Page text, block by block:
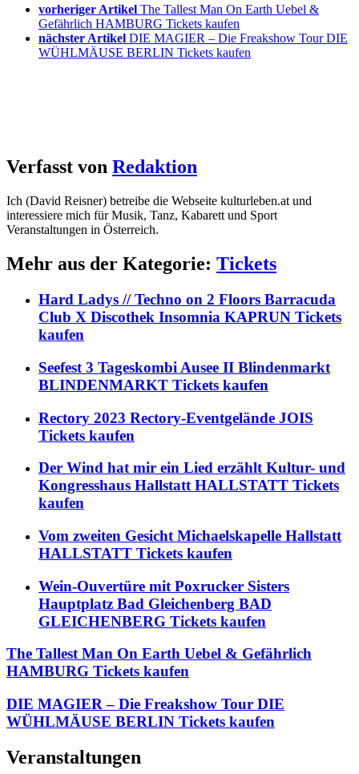
vorheriger Artikel The Tallest Man On Earth Uebel &
Gefährlich HAMBURG Tickets kaufen
nächster Artikel DIE MAGIER – Die Freakshow Tour DIE
WÜHLMÄUSE BERLIN Tickets kaufen
Verfasst von Redaktion
Ich (David Reisner) betreibe die Webseite kulturleben.at und
interessiere mich für Musik, Tanz, Kabarett und Sport
Veranstaltungen in Österreich.
Mehr aus der Kategorie: Tickets
Hard Ladys // Techno on 2 Floors Barracuda
Club X Discothek Insomnia KAPRUN Tickets
kaufen
Seefest 3 Tageskombi Ausee II Blindenmarkt
BLINDENMARKT Tickets kaufen
Rectory 2023 Rectory-Eventgelände JOIS
Tickets kaufen
Der Wind hat mir ein Lied erzählt Kultur- und
Kongresshaus Hallstatt HALLSTATT Tickets
kaufen
Vom zweiten Gesicht Michaelskapelle Hallstatt
HALLSTATT Tickets kaufen
Wein-Ouvertüre mit Poxrucker Sisters
Hauptplatz Bad Gleichenberg BAD
GLEICHENBERG Tickets kaufen
The Tallest Man On Earth Uebel & Gefährlich
HAMBURG Tickets kaufen
DIE MAGIER – Die Freakshow Tour DIE
WÜHLMÄUSE BERLIN Tickets kaufen
Veranstaltungen